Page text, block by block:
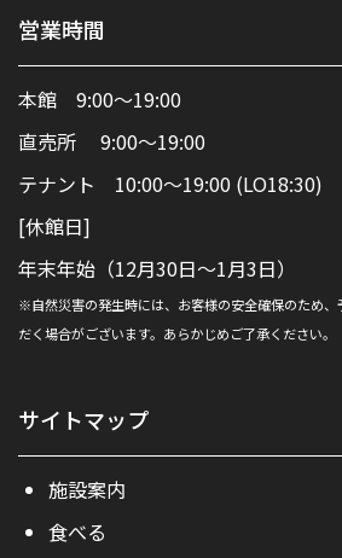
営業時間
本館 9:00～19:00
直売所 9:00～19:00
テナント 10:00～19:00 (LO18:30)
[休館日]
年末年始（12月30日～1月3日）
※自然災害の発生時には、お客様の安全確保のため
だく場合がございます。あらかじめご了承ください。
サイトマップ
施設案内
食べる